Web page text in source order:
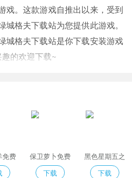
戏。这款游戏自推出以来，受到
城格夫下载站为您提供此游戏。
城格夫下载站是你下载安装游戏
的欢迎下载~
免费
保卫萝卜免费
版
下载
黑色星期五之
夜indiecross
下载